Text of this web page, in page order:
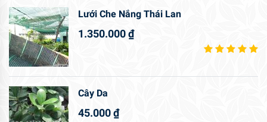
Lưới Che Nắng Thái Lan
1.350.000₫
Cây Da
45.000₫